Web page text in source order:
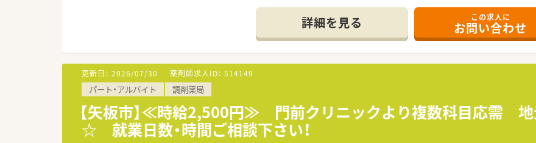
外来通院の方にも安心して透析治療が受けられるよう送迎サービスを実施しています。
■腹膜透析の入院患者様の受け入れも行っております。
詳細を見る この求人に
お問い合わせ
更新日： 2026/07/30 薬剤師求人ID： 514149
パート・アルバイト 調剤薬局
【矢板市】≪時給2,500円≫ 門前クリニックより複数科目応需 地
☆ 就業日数・時間ご相談下さい！